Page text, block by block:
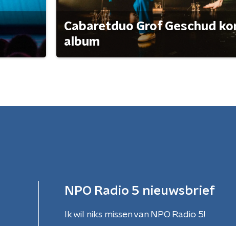
Cabaretduo Grof Geschud
album
NPO Radio 5 nieuwsbrief
Ik wil niks missen van NPO Radio 5!